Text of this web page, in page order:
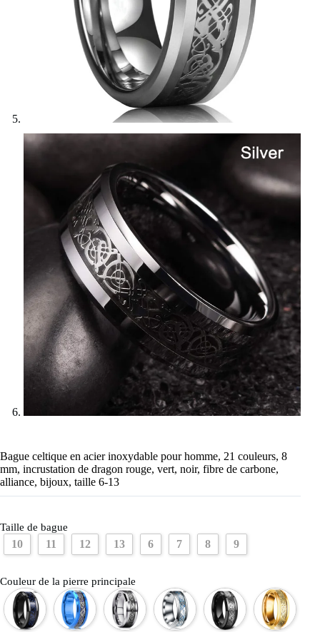
Bague celtique en acier inoxydable pour homme, 21 couleurs, 8
mm, incrustation de dragon rouge, vert, noir, fibre de carbone,
alliance, bijoux, taille 6-13
Taille de bague
10 11 12 13 6 7 8 9
Couleur de la pierre principale